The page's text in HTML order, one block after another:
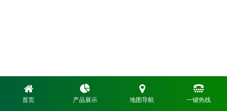
首页 产品展示 地图导航 一键热线